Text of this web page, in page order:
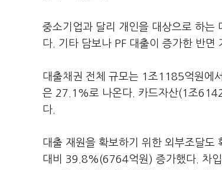
중소기업과 달리 개인을 대상으로 하
다. 기타 담보나 PF 대출이 증가한 반면
대출채권 전체 규모는 1조1185억원
은 27.1%로 나온다. 카드자산(1조
다.
대출 재원을 확보하기 위한 외부조달
대비 39.8%(6764억원) 증가했다. 차